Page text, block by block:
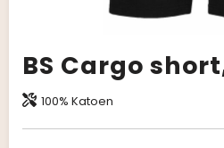
BS Cargo
100% Katoen